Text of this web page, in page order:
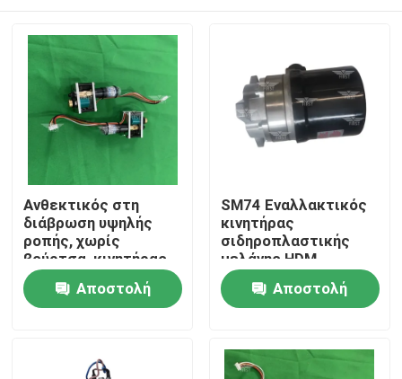
Σπίτι
Προϊόντα
Ανθεκτικός στη
διάβρωση υψηλής
ροπής, χωρίς
βούρτσα, κινητήρας
κυψελού Ryobi Key
Servo για
εκτυπωτικές
Αποστολή
SM74 Εναλλακτικός
κινητήρας
σιδηροπλαστικής
μελάνης HDM
M2.105.3052 με
εγγύηση ενός έτους
Αποστολή